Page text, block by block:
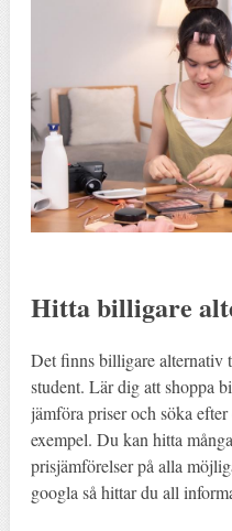
Hitta billigare
Det finns billigare alternativ
student. Lär dig att shoppa
jämföra priser och söka
exempel. Du kan hitta många
prisjämförelser på alla
googla så hittar du all